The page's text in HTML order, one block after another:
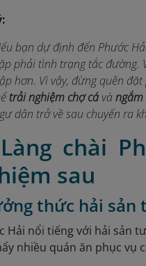
bạn dự định đến Phước
phải tình trạng tắc đường.
hơn. Vì vậy, đừng quên
trải nghiệm chợ cá và
dân trở về sau chuyến ra
chài
sau
thức hải sản
Hải nổi tiếng với hải sản
nhiều quán ăn phục vụ